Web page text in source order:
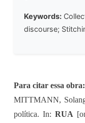
Keywords:
discourse;
Para citar essa obra:
MITTMANN,
política. In:RUA